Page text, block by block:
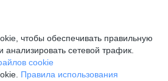
чтобы обеспечивать правильную
анализировать сетевой трафик.
cookie
Правила использования